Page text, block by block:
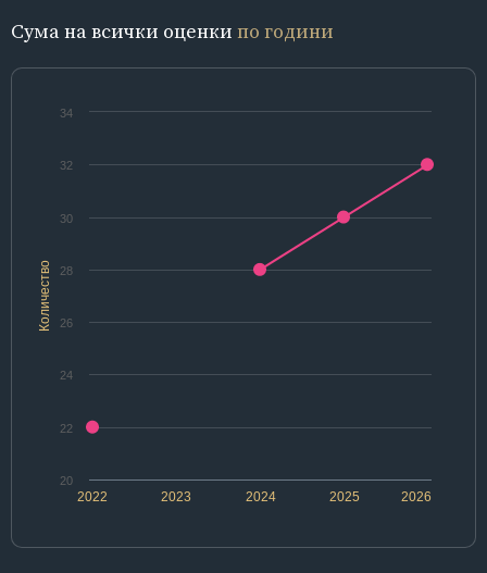
Сума на всички оценки по години
Количество
2022 2024 2026
2023 2025
20
22
24
26
28
30
32
34